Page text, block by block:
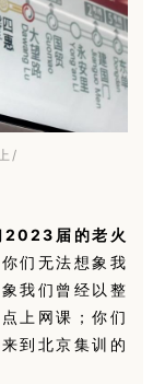
/
2023届的老火
们无法想象我
我们曾经以整
上网课；你们
到北京集训的